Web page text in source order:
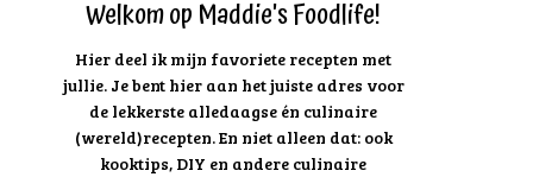
Welkom op Maddie's Foodlife!
Hier deel ik mijn favoriete recepten met
jullie. Je bent hier aan het juiste adres voor
de lekkerste alledaagse én culinaire
(wereld)recepten. En niet alleen dat: ook
kooktips, DIY en andere culinaire